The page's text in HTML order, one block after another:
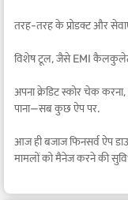
तरह-तरह के प्रोडक्ट और सेवाएं
विशेष टूल, जैसे EMI
अपना क्रेडिट स्कोर चेक
पाना—सब कुछ ऐप पर.
आज ही बजाज फिनसर्व ऐप
मामलों को मैनेज करने की